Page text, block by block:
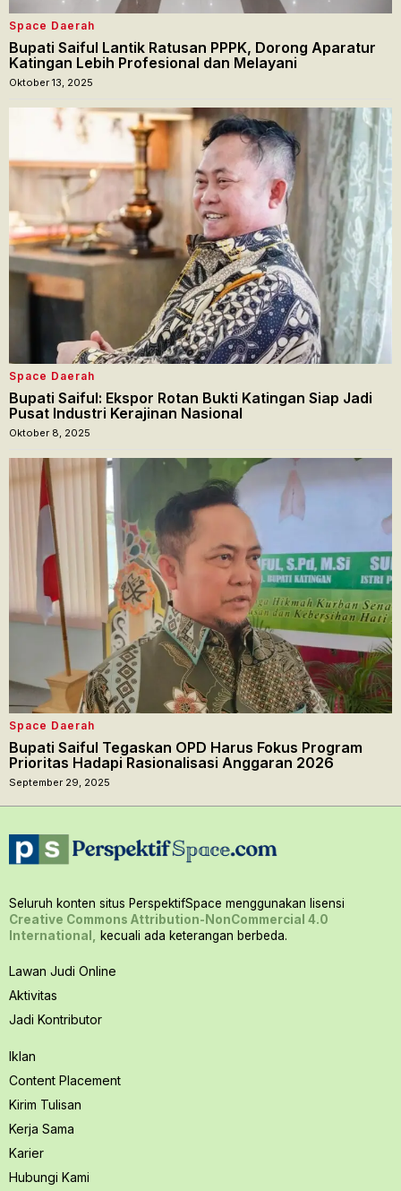
Space Daerah
Bupati Saiful Lantik Ratusan PPPK, Dorong Aparatur
Katingan Lebih Profesional dan Melayani
Oktober 13, 2025
Space Daerah
Bupati Saiful: Ekspor Rotan Bukti Katingan Siap Jadi
Pusat Industri Kerajinan Nasional
Oktober 8, 2025
Space Daerah
Bupati Saiful Tegaskan OPD Harus Fokus Program
Prioritas Hadapi Rasionalisasi Anggaran 2026
September 29, 2025
Seluruh konten situs PerspektifSpace menggunakan lisensi
Creative Commons Attribution-NonCommercial 4.0
International,
kecuali ada keterangan berbeda.
Lawan Judi Online
Aktivitas
Jadi Kontributor
Iklan
Content Placement
Kirim Tulisan
Kerja Sama
Karier
Hubungi Kami